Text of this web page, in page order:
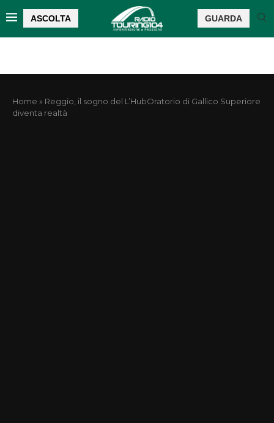
ASCOLTA GUARDA
Home » Reggio, il sogno del L’HubOratorio di Gallico Superiore
diventa realtà